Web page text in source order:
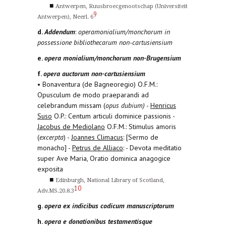
■ Antwerpen, Ruusbroecgenootschap (Universiteit
Antwerpen), Neerl. 69
d.Addendum: operamonialium/monchorum in
possessione bibliothecarum non-cartusiensium
e.opera monialium/monchorum non-Brugensium
f.opera auctorum non-cartusiensium
• Bonaventura (de Bagneoregio) O.F.M.:
Opusculum de modo praeparandi ad
celebrandum missam (opus dubium) - Henricus
Suso O.P.: Centum articuli dominice passionis -
Jacobus de Mediolano O.F.M.: Stimulus amoris
(excerpta) - Joannes Climacus: [Sermo de
monacho] - Petrus de Alliaco: - Devota meditatio
super Ave Maria, Oratio dominica anagogice
exposita
■ Edinburgh, National Library of Scotland,
Adv.MS.20.8.310
g.opera ex indicibus codicum manuscriptorum
h.opera e donationibus testamentisque